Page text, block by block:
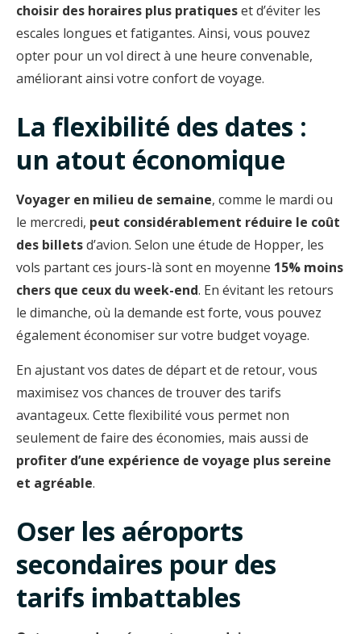
choisir des horaires plus pratiqueset d’éviter les
escales longues et fatigantes. Ainsi, vous pouvez
opter pour un vol direct à une heure convenable,
améliorant ainsi votre confort de voyage.
La flexibilité des dates :
un atout économique
Voyager en milieu de semaine, comme le mardi ou
le mercredi, peut considérablement réduire le coût
des billetsd’avion. Selon une étude de Hopper, les
vols partant ces jours-là sont en moyenne 15% moins
chers que ceux du week-end. En évitant les retours
le dimanche, où la demande est forte, vous pouvez
également économiser sur votre budget voyage.
En ajustant vos dates de départ et de retour, vous
maximisez vos chances de trouver des tarifs
avantageux. Cette flexibilité vous permet non
seulement de faire des économies, mais aussi de
profiter d’une expérience de voyage plus sereine
et agréable.
Oser les aéroports
secondaires pour des
tarifs imbattables